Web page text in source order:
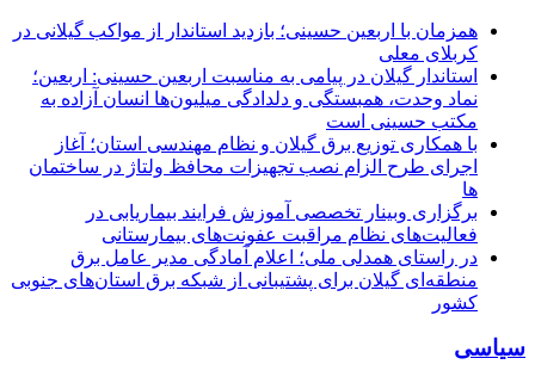
همزمان با اربعین حسینی؛ بازدید استاندار از مواکب گیلانی در
کربلای معلی
استاندار گیلان در پیامی به مناسبت اربعین حسینی: اربعین؛
نماد وحدت، همبستگی و دلدادگی میلیون‌ها انسان آزاده به
مکتب حسینی است
با همکاری توزیع برق گیلان و نظام مهندسی استان؛ آغاز
اجرای طرح الزام نصب تجهیزات محافظ ولتاژ در ساختمان
ها
برگزاری وبینار تخصصی آموزش فرایند بیماریابی در
فعالیت‌های نظام مراقبت عفونت‌های بیمارستانی
در راستای همدلی ملی؛ اعلام آمادگی مدیر عامل برق
منطقه‌ای گیلان برای پشتیبانی از شبكه برق استان‌های جنوبی
كشور
سیاسی